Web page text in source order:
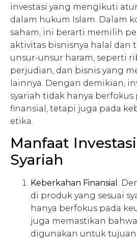
investasi yang mengikuti
dalam hukum Islam. Dalam
saham, ini berarti memilih
aktivitas bisnisnya halal dan
unsur-unsur haram, seperti
perjudian, dan bisnis yang
lainnya. Dengan demikian,
syariah tidak hanya
finansial, tetapi juga pada
etika.
Manfaat
Syariah
Keberkahan Finansial :
di produk yang sesuai
hanya berfokus pada
juga memastikan
digunakan untuk tujuan